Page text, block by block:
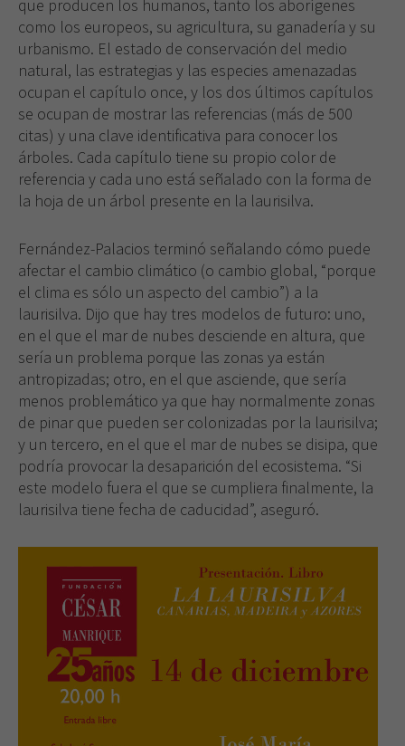
que producen los humanos, tanto los aborígenes
como los europeos, su agricultura, su ganadería y su
urbanismo. El estado de conservación del medio
natural, las estrategias y las especies amenazadas
ocupan el capítulo once, y los dos últimos capítulos
se ocupan de mostrar las referencias (más de 500
citas) y una clave identificativa para conocer los
árboles. Cada capítulo tiene su propio color de
referencia y cada uno está señalado con la forma de
la hoja de un árbol presente en la laurisilva.
Fernández-Palacios terminó señalando cómo puede
afectar el cambio climático (o cambio global, “porque
el clima es sólo un aspecto del cambio”) a la
laurisilva. Dijo que hay tres modelos de futuro: uno,
en el que el mar de nubes desciende en altura, que
sería un problema porque las zonas ya están
antropizadas; otro, en el que asciende, que sería
menos problemático ya que hay normalmente zonas
de pinar que pueden ser colonizadas por la laurisilva;
y un tercero, en el que el mar de nubes se disipa, que
podría provocar la desaparición del ecosistema. “Si
este modelo fuera el que se cumpliera finalmente, la
laurisilva tiene fecha de caducidad”, aseguró.
Son
necesarias
para que
funcione la
web.
Experiencia
Para que
nuestra web
mejor posible
durante tu
visita. Si
rechaza estas
cookies,
algunas
funcionalidades
desaparecerán
de la web.